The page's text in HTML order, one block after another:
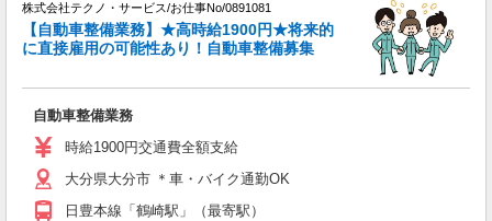
株式会社テクノ・サービス/お仕事No/0891081
【自動車整備業務】★高時給1900円★将来的
に直接雇用の可能性あり！自動車整備募集
自動車整備業務
時給1900円交通費全額支給
大分県大分市 ＊車・バイク通勤OK
日豊本線「鶴崎駅」（最寄駅）